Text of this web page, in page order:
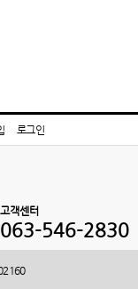
로그인
고객센터
063-546-2830